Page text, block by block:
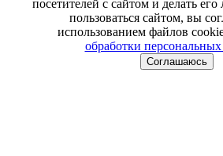
посетителей с сайтом и делать
пользоваться сайтом, вы
использованием файлов
обработки
Соглашаюсь